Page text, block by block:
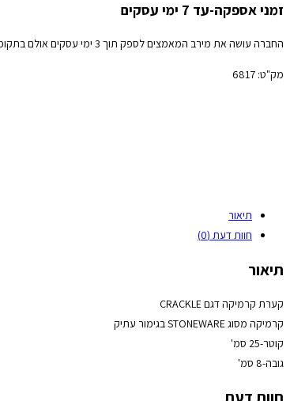
זמני אספקה-עד 7 ימי עסקים
החברה עושה את מירב המאמצים לספק תוך 3 ימי עסקים אולם בתקופות שיא וחגים יתכנו עיכובים אנא קבלו זאת בהבנה והכלה.
מק"ט: 6817
תיאור
חוות דעת (0)
תיאור
קערת קרמיקה דגם CRACKLE
קרמיקה מסוג STONEWARE בגימור עתיק
קוטר-25 סמ'
גובה-8 סמ'